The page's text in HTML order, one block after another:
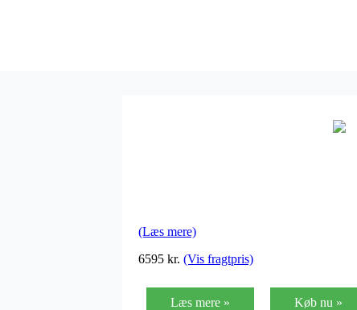
(Læs mere)
6595 kr. (Vis fragtpris)
Læs mere » Køb nu »